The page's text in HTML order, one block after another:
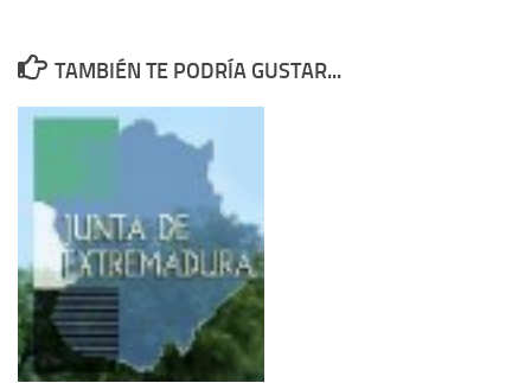
TAMBIÉN TE PODRÍA GUSTAR...